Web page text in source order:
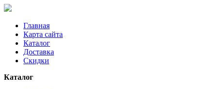
Главная
Карта сайта
Каталог
Доставка
Скидки
Каталог